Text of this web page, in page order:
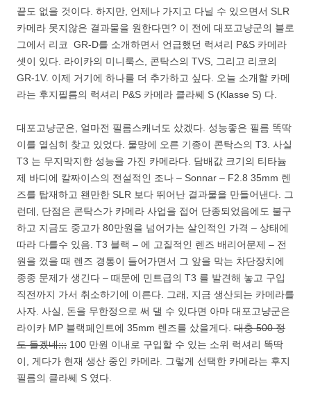
끝도 없을 것이다. 하지만, 언제나 가지고 다닐 수 있으면서 SLR
카메라 못지않은 결과물을 원한다면? 이 전에 대포고냥군의 블로
그에서 리코 GR-D를 소개하면서 언급했던 럭셔리 P&S 카메라
셋이 있다. 라이카의 미니룩스, 콘탁스의 TVS, 그리고 리코의
GR-1V. 이제 거기에 하나를 더 추가하고 싶다. 오늘 소개할 카메
라는 후지필름의 럭셔리 P&S 카메라 클라쎄 S (Klasse S) 다.
대포고냥군은, 얼마전 필름스캐너도 샀겠다. 성능좋은 필름 똑딱
이를 열심히 찾고 있었다. 물망에 오른 기종이 콘탁스의 T3. 사실
T3 는 무지막지한 성능을 가진 카메라다. 담배값 크기의 티타늄
제 바디에 칼짜이스의 전설적인 조나 – Sonnar – F2.8 35mm 렌
즈를 탑재하고 왠만한 SLR 보다 뛰어난 결과물을 만들어낸다. 그
런데, 단점은 콘탁스가 카메라 사업을 접어 단종되었음에도 불구
하고 지금도 중고가 80만원을 넘어가는 살인적인 가격 – 상태에
따라 다를수 있음. T3 블랙 – 에 고질적인 렌즈 배리어문제 – 전
원을 껐을 때 렌즈 경통이 들어가면서 그 앞을 막는 차단장치에
종종 문제가 생긴다 – 때문에 민트급의 T3 를 발견해 놓고 구입
직전까지 가서 취소하기에 이른다. 그래, 지금 생산되는 카메라를
사자. 사실, 돈을 무한정으로 써 댈 수 있다면 아마 대포고냥군은
라이카 MP 블랙페인트에 35mm 렌즈를 샀을게다. 대충 500 정
도 들겠네;;; 100 만원 이내로 구입할 수 있는 소위 럭셔리 똑딱
이, 게다가 현재 생산 중인 카메라. 그렇게 선택한 카메라는 후지
필름의 클라쎄 S 였다.